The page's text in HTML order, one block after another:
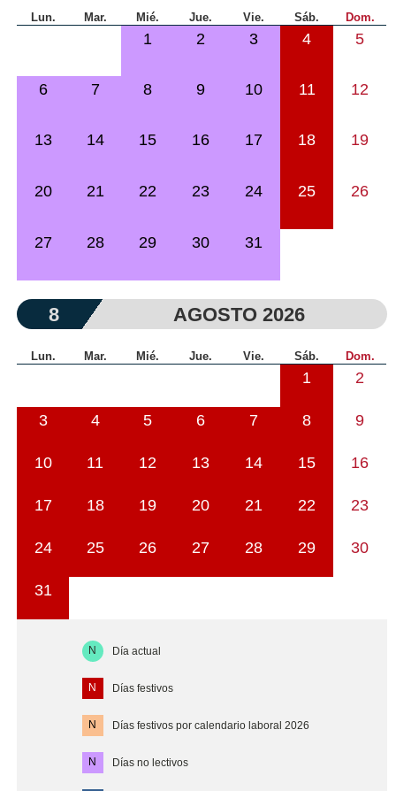
Lun. Mar. Mié. Jue. Vie. Sáb. Dom.
1 2 3 4 5
6 7 8 9 10 11 12
13 14 15 16 17 18 19
20 21 22 23 24 25 26
27 28 29 30 31
8 AGOSTO 2026
Lun. Mar. Mié. Jue. Vie. Sáb. Dom.
1 2
3 4 5 6 7 8 9
10 11 12 13 14 15 16
17 18 19 20 21 22 23
24 25 26 27 28 29 30
31
N Día actual
N Días festivos
N Días festivos por calendario laboral 2026
N Días no lectivos